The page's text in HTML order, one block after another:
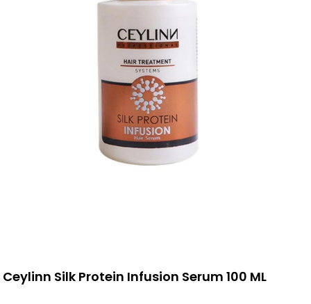
Ceylinn Silk Protein Infusion Serum 100 ML